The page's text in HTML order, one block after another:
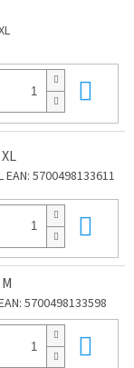
EAN: 5700498133611
5700498133598